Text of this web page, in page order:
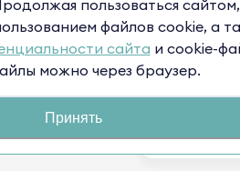
пользоваться
файлов cookie, а
сайта и cookie-
можно через браузер.
Принять